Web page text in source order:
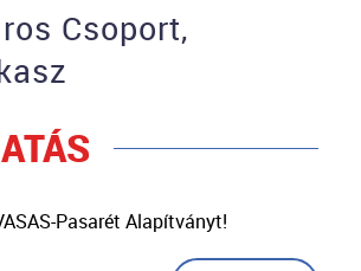
Csoport,
Pasarét Alapítványt!